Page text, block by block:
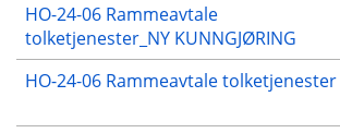
HO-24-06 Rammeavtale
tolketjenester_NY KUNNGJØRING
HO-24-06 Rammeavtale tolketjenester